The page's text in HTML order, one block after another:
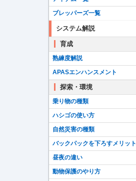
ブレッパーズ一覧
システム解説
育成
熟練度解説
APASエンハンスメント
探索・環境
乗り物の種類
ハシゴの使い方
自然災害の種類
バックパックを下ろすメリット
昼夜の違い
動物保護のやり方